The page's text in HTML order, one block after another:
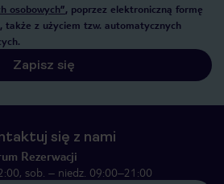
osobowych”, poprzez elektroniczną formę
także z użyciem tzw. automatycznych
Zapisz się
się z nami
Rezerwacji
sob. – niedz. 09:00–21:00